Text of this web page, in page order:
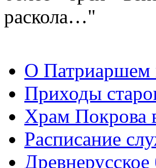
раскола…"
О Патриаршем
Приходы
Храм Покрова
Расписание